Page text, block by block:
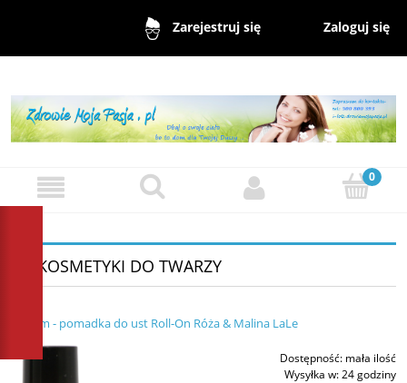
Zarejestruj się Zaloguj się
~ KOSMETYKI DO TWARZY
Balsam - pomadka do ust Roll-On Róża & Malina LaLe
Dostępność: mała ilość
Wysyłka w:24 godziny